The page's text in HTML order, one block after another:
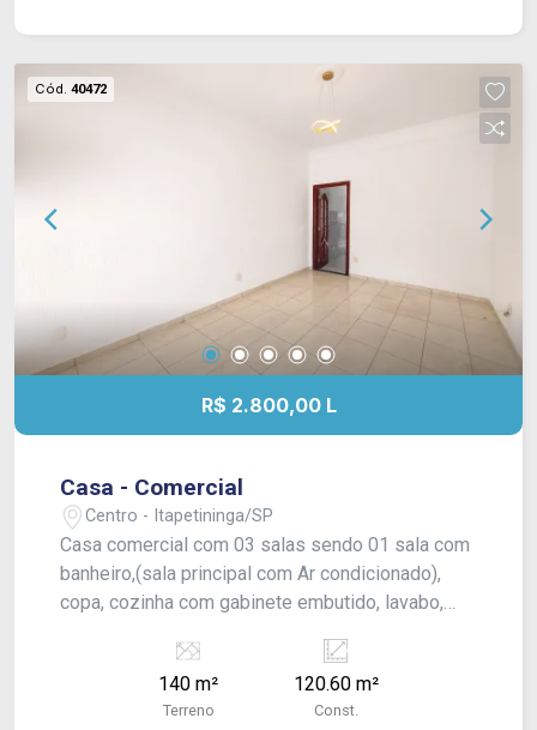
Cód. 40472
R$ 2.800,00 L
Casa - Comercial
Centro - Itapetininga/SP
Casa comercial com 03 salas sendo 01 sala com
banheiro,(sala principal com Ar condicionado),
copa, cozinha com gabinete embutido, lavabo,
garagem coberta para 01 carro. Imóvel de laje,
piso frio. Aluga para Residencial ou Comercial!
140 m²
Terreno
120.60 m²
Const.